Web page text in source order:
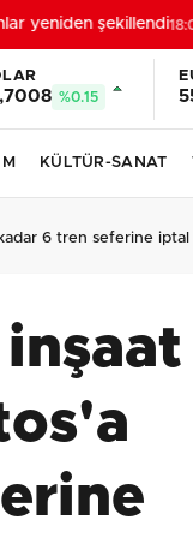
yeniden şekillendi18:06
%0.15
KÜLTÜR-SANAT
6 tren seferine iptal